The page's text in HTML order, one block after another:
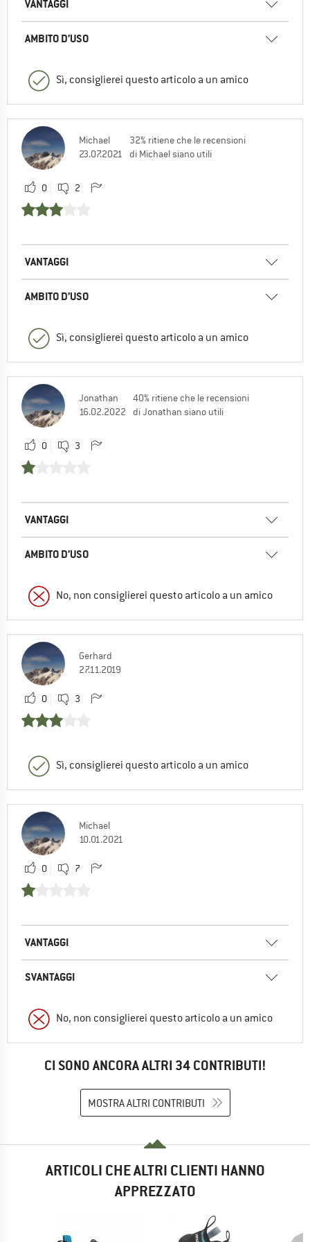
VANTAGGI
AMBITO D’USO
Sì, consiglierei questo articolo a un amico
Michael
23.07.2021
32% ritiene che le recensioni
di Michael siano utili
0 2
VANTAGGI
AMBITO D’USO
Sì, consiglierei questo articolo a un amico
Jonathan
16.02.2022
40% ritiene che le recensioni
di Jonathan siano utili
0 3
VANTAGGI
AMBITO D’USO
No, non consiglierei questo articolo a un amico
Gerhard
27.11.2019
0 3
Sì, consiglierei questo articolo a un amico
Michael
10.01.2021
0 7
VANTAGGI
SVANTAGGI
No, non consiglierei questo articolo a un amico
CI SONO ANCORA ALTRI 34 CONTRIBUTI!
MOSTRA ALTRI CONTRIBUTI
ARTICOLI CHE ALTRI CLIENTI HANNO
APPREZZATO